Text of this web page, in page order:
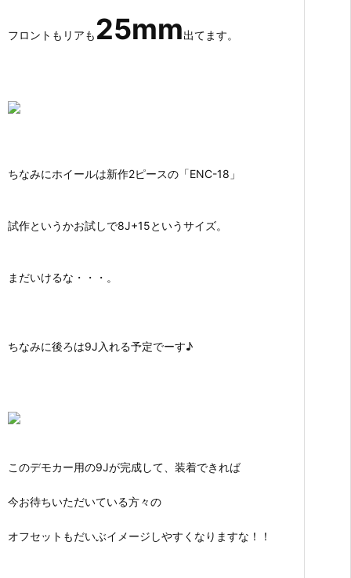
フロントもリアも 25mm出てます。
ちなみにホイールは新作2ピースの「ENC-18」
試作というかお試しで8J+15というサイズ。
まだいけるな・・・。
ちなみに後ろは9J入れる予定でーす♪
このデモカー用の9Jが完成して、装着できれば
今お待ちいただいている方々の
オフセットもだいぶイメージしやすくなりますな！！